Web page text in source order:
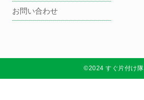
お問い合わせ
©2024 すぐ片付け隊